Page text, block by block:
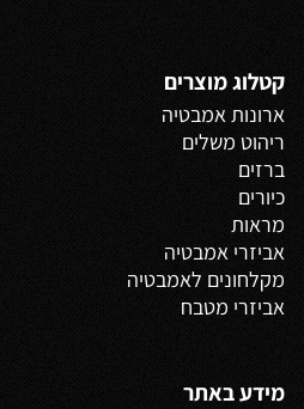
קטלוג מוצרים
ארונות אמבטיה
ריהוט משלים
ברזים
כיורים
מראות
אביזרי אמבטיה
מקלחונים לאמבטיה
אביזרי מטבח
מידע באתר